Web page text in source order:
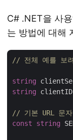
C# .NET을 사
는 방법에 대해
// 전체 예를 보
string
string
// 기본 URL 문자
const
string